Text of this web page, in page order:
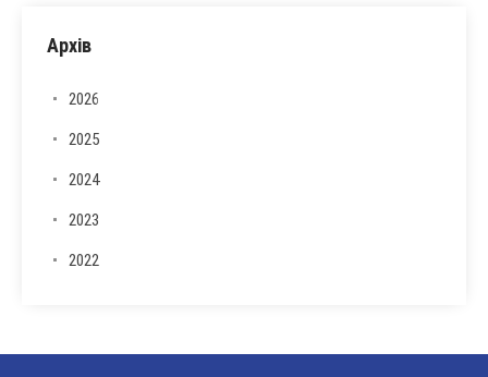
Архів
2026
2025
2024
2023
2022